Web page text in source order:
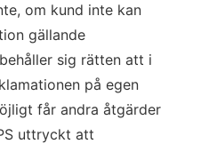
om kund inte kan
gällande
sig rätten att i
på egen
får andra åtgärder
uttryckt att